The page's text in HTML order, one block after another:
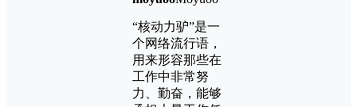
“核动力驴”是一
个网络流行语，
用来形容那些在
工作中非常努
力、勤奋，能够